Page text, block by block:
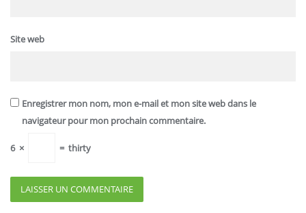
Site web
Enregistrer mon nom, mon e-mail et mon site web dans le
navigateur pour mon prochain commentaire.
6 × = thirty